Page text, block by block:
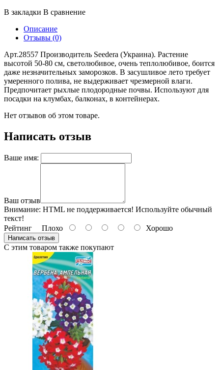
В закладки В сравнение
Описание
Отзывы (0)
Арт.28557 Производитель Seedera (Украина). Растение
высотой 50-80 см, светолюбивое, очень теплолюбивое, боится
даже незначительных заморозков. В засушливое лето требует
умеренного полива, не выдерживает чрезмерной влаги.
Предпочитает рыхлые плодородные почвы. Используют для
посадки на клумбах, балконах, в контейнерах.
Нет отзывов об этом товаре.
Написать отзыв
Ваше имя:
Ваш отзыв
Внимание: HTML не поддерживается! Используйте обычный
текст!
Рейтинг Плохо Хорошо
Написать отзыв
С этим товаром также покупают